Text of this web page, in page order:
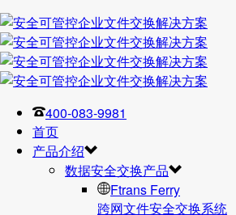
400-083-9981
首页
产品介绍
数据安全交换产品
Ftrans Ferry
跨网文件安全交换系统